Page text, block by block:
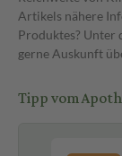
Artikels nähere
Produktes? Unter
gerne Auskunft
Tipp vom